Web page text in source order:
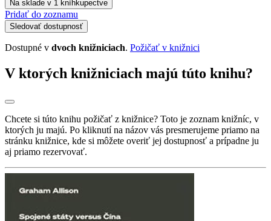
Na sklade v 1 kníhkupectve
Pridať do zoznamu
Sledovať dostupnosť
Dostupné v dvoch knižniciach. Požičať v knižnici
V ktorých knižniciach majú túto knihu?
Chcete si túto knihu požičať z knižnice? Toto je zoznam knižníc, v
ktorých ju majú. Po kliknutí na názov vás presmerujeme priamo na
stránku knižnice, kde si môžete overiť jej dostupnosť a prípadne ju
aj priamo rezervovať.